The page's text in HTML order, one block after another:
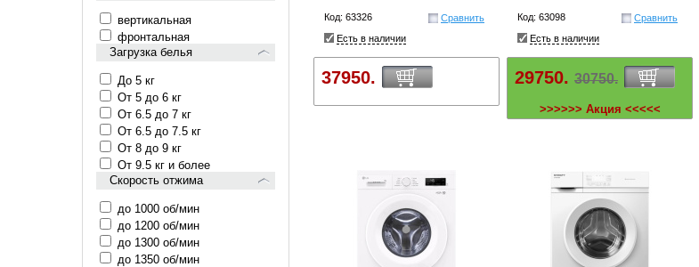
вертикальная
фронтальная
Загрузка белья
До 5 кг
От 5 до 6 кг
От 6.5 до 7 кг
От 6.5 до 7.5 кг
От 8 до 9 кг
От 9.5 кг и более
Скорость отжима
до 1000 об/мин
до 1200 об/мин
до 1300 об/мин
до 1350 об/мин
Код: 63326
Сравнить
Есть в наличии
37950.
Код: 63098
Сравнить
Есть в наличии
29750. 30750.
>>>>>> Акция <<<<<